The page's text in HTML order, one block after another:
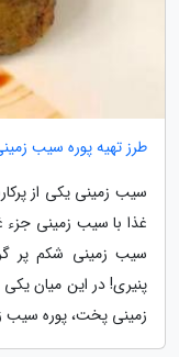
طرز تهیه پوره سیب زمینی با
سیب زمینی یکی از
غذا با سیب زمینی
سیب زمینی شکم پر
پنیری! در این میان
زمینی پخت، پوره سیب